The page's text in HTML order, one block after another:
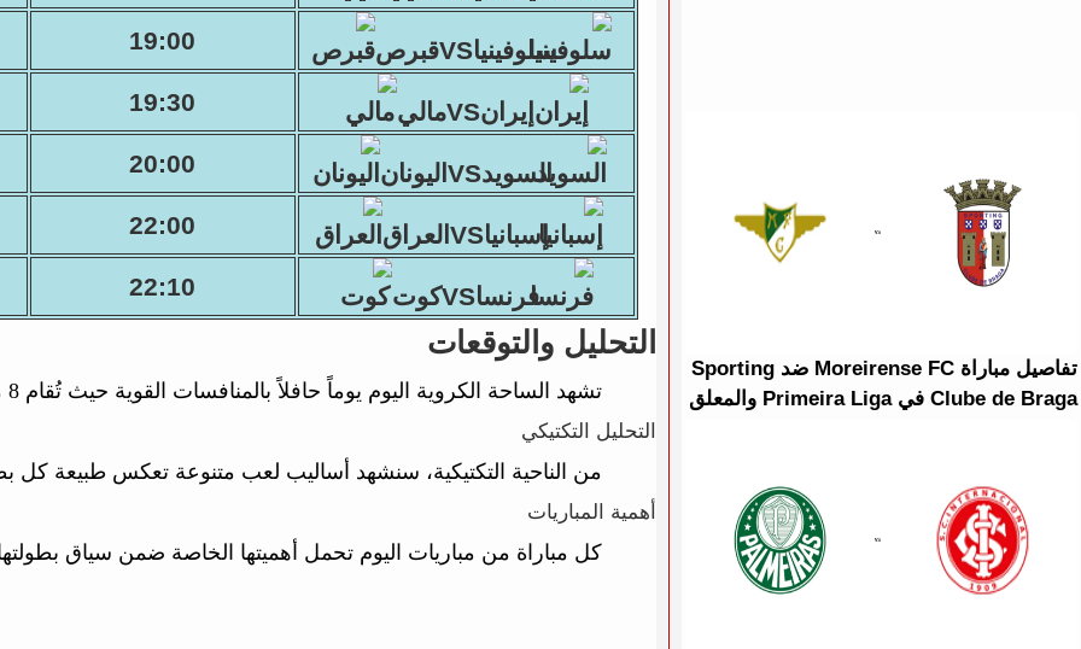
سلوفينياVSقبرص 19:00
إيرانVSمالي 19:30
السويدVSاليونان 20:00
إسبانياVSالعراق 22:00
فرنساVSكوت 22:10
التحليل والتوقعات
تشهد الساحة الكروية اليوم يوماً حافلاً بالمنافسات القوية حيث تُقام 8 مباراة موزعة على 2 بطولات مختلفة.
التحليل التكتيكي
من الناحية التكتيكية، سنشهد أساليب لعب متنوعة تعكس طبيعة كل
أهمية المباريات
كل مباراة من مباريات اليوم تحمل أهميتها الخاصة ضمن سياق
تفاصيل مباراة Moreirense FC ضد Sporting
Clube de Braga في Primeira Liga والمعلق